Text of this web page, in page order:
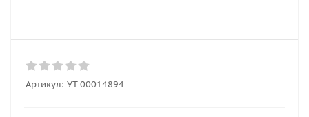
Артикул: УТ-00014894